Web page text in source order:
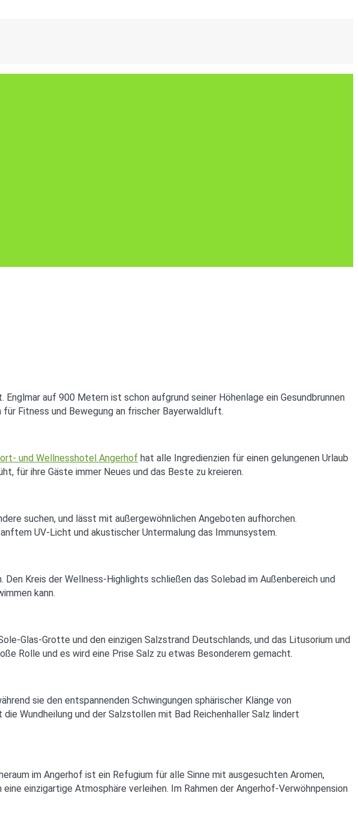
auf 900 Metern ist schon aufgrund seiner Höhenlage ein Gesundbrunnen
Fitness und Bewegung an frischer Bayerwaldluft.
und Wellnesshotel Angerhof hat alle Ingredienzien für einen gelungenen Urlaub
für ihre Gäste immer Neues und das Beste zu kreieren.
suchen, und lässt mit außergewöhnlichen Angeboten aufhorchen.
UV-Licht und akustischer Untermalung das Immunsystem.
Kreis der Wellness-Highlights schließen das Solebad im Außenbereich und
kann.
Glas-Grotte und den einzigen Salzstrand Deutschlands, und das Litusorium und
Rolle und es wird eine Prise Salz zu etwas Besonderem gemacht.
sie den entspannenden Schwingungen sphärischer Klänge von
Wundheilung und der Salzstollen mit Bad Reichenhaller Salz lindert
im Angerhof ist ein Refugium für alle Sinne mit ausgesuchten Aromen,
einzigartige Atmosphäre verleihen. Im Rahmen der Angerhof-Verwöhnpension